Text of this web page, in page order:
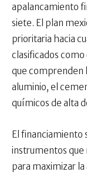
apalancamiento
siete. El plan
prioritaria hacia
clasificados
que comprenden
aluminio, el
químicos de alta
El financiamiento
instrumentos que
para maximizar